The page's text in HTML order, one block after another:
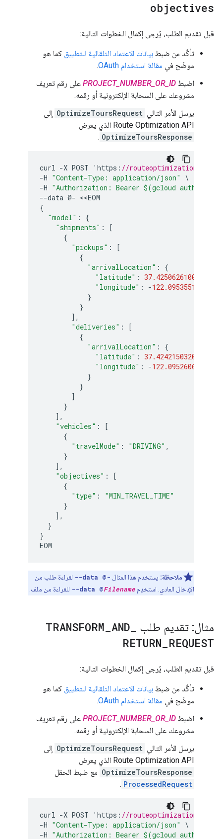
objectives
قبل تقديم الطلب، يُرجى إكمال الخطوات التالية:
تأكَّد من ضبط بيانات الاعتماد التلقائية للتطبيق كما هو
موضّح في مقالة استخدام OAuth
.
اضبط PROJECT_NUMBER_OR_ID على رقم تعريف
مشروعك على السحابة الإلكترونية أو رقمه.
يرسل الأمر التالي OptimizeToursRequest إلى
Route Optimization API الذي يعرض
OptimizeToursResponse
.
curl -X POST ' https : //
-H "Content-Type: application/json"
-H "Authorization: Bearer $(gcloud auth
--data @- <<EOM
{
"model" :
{
"shipments" :
[
{
"pickups" :
[
{
"arrivalLocation" :
{
"latitude" : 37.42506261000996
"longitude" : -
}
}
],
"deliveries" :
[
{
"arrivalLocation" :
{
"latitude" : 37.42421503206021
"longitude" : -
}
}
]
}
],
"vehicles" :
[
{
"travelMode" : "DRIVING" ,
}
],
"objectives" :
[
{
"type" :
"MIN_TRAVEL_TIME"
}
],
}
}
EOM
ملاحظة: يستخدم هذا المثال --data @- لقراءة طلب من
الإدخال العادي. استخدِم
--data @Filename للقراءة من ملف.
مثال: تقديم طلب TRANSFORM AND
RETURN REQUEST
قبل تقديم الطلب، يُرجى إكمال الخطوات التالية:
تأكَّد من ضبط بيانات الاعتماد التلقائية للتطبيق كما هو
موضّح في مقالة استخدام OAuth
.
اضبط PROJECT_NUMBER_OR_ID على رقم تعريف
مشروعك على السحابة الإلكترونية أو رقمه.
يرسل الأمر التالي OptimizeToursRequest إلى
Route Optimization API الذي يعرض
OptimizeToursResponse مع ضبط الحقل
ProcessedRequest
.
curl -X POST ' https : //
-H "Content-Type: application/json"
-H "Authorization: Bearer $(gcloud auth